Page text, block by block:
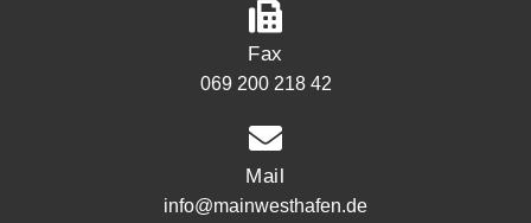
Fax
069 200 218 42
Mail
info@mainwesthafen.de